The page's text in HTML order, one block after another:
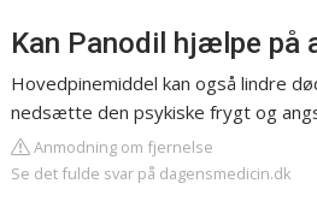
Kan Panodil hjælpe på
Hovedpinemiddel kan også lindre
nedsætte den psykiske frygt og
Anmodning om fjernelse
Se det fulde svar på dagensmedicin.dk